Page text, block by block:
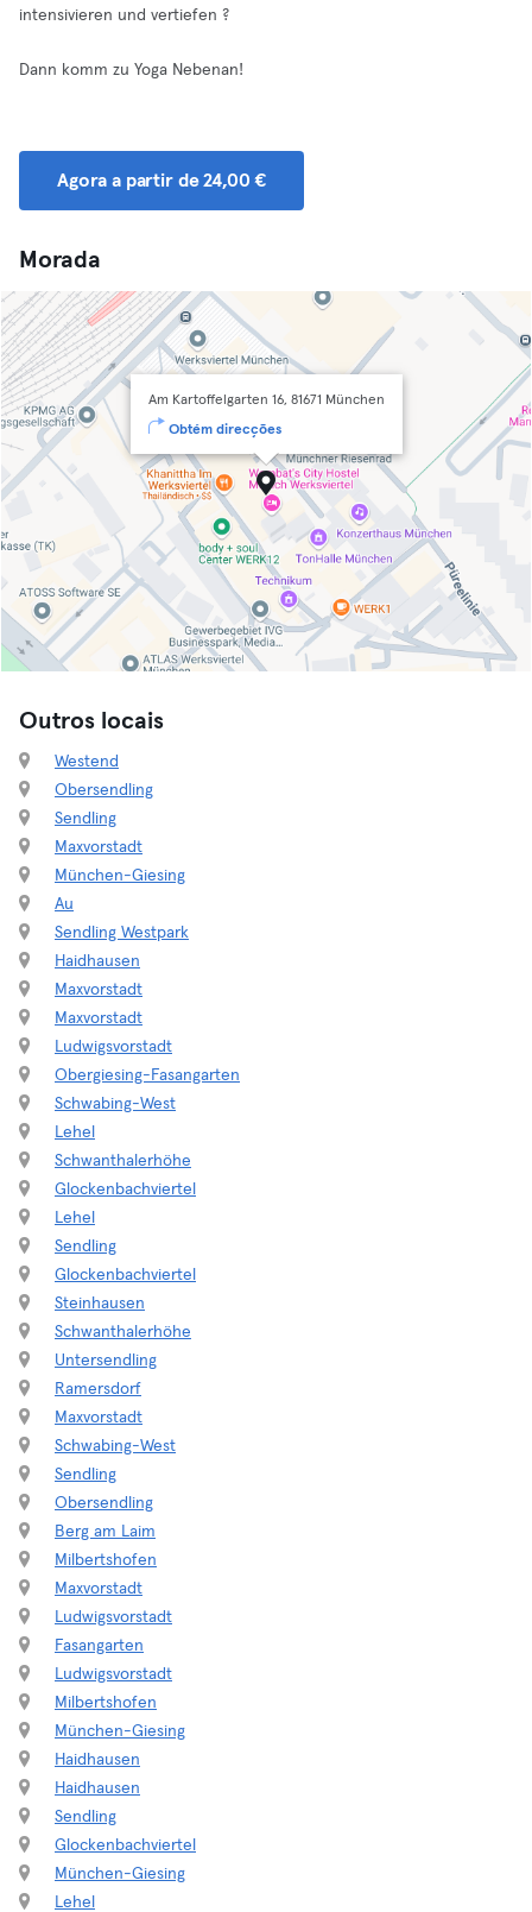
intensivieren und vertiefen ?
Dann komm zu Yoga Nebenan!
Agora a partir de 24,00 €
Morada
Am Kartoffelgarten 16, 81671 München
Obtém direcções
Outros locais
Westend
Obersendling
Sendling
Maxvorstadt
München-Giesing
Au
Sendling Westpark
Haidhausen
Maxvorstadt
Maxvorstadt
Ludwigsvorstadt
Obergiesing-Fasangarten
Schwabing-West
Lehel
Schwanthalerhöhe
Glockenbachviertel
Lehel
Sendling
Glockenbachviertel
Steinhausen
Schwanthalerhöhe
Untersendling
Ramersdorf
Maxvorstadt
Schwabing-West
Sendling
Obersendling
Berg am Laim
Milbertshofen
Maxvorstadt
Ludwigsvorstadt
Fasangarten
Ludwigsvorstadt
Milbertshofen
München-Giesing
Haidhausen
Haidhausen
Sendling
Glockenbachviertel
München-Giesing
Lehel